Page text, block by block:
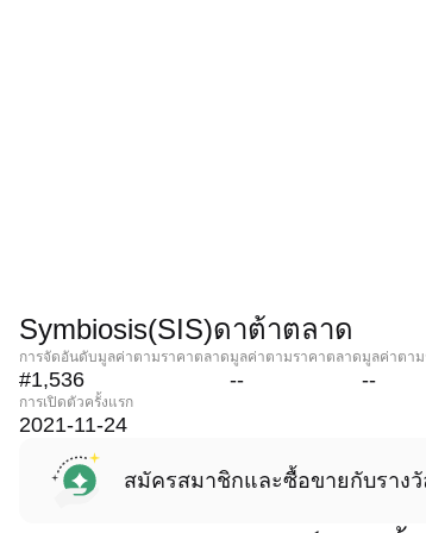
Symbiosis(SIS)ดาต้าตลาด
การจัดอันดับมูลค่าตามราคาตลาด
#1,536
มูลค่าตามราคาตลาด
--
มูลค่าตา
--
การเปิดตัวครั้งแรก
2021-11-24
สมัครสมาชิกและซื้อขายกับรางวั